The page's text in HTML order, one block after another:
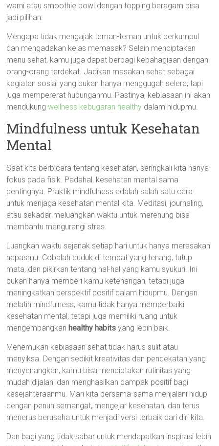
warni atau smoothie bowl dengan topping beragam bisa
jadi pilihan.
Mengapa tidak mengajak teman-teman untuk berkumpul
dan mengadakan kelas memasak? Selain menciptakan
menu sehat, kamu juga dapat berbagi kebahagiaan dengan
orang-orang terdekat. Jadikan masakan sehat sebagai
kegiatan sosial yang bukan hanya menggugah selera, tapi
juga mempererat hubunganmu. Pastinya, kebiasaan ini akan
mendukungwellness kebugaran healthy dalam hidupmu.
Mindfulness untuk Kesehatan
Mental
Saat kita berbicara tentang kesehatan, seringkali kita hanya
fokus pada fisik. Padahal, kesehatan mental sama
pentingnya. Praktik mindfulness adalah salah satu cara
untuk menjaga kesehatan mental kita. Meditasi, journaling,
atau sekadar meluangkan waktu untuk merenung bisa
membantu mengurangi stres.
Luangkan waktu sejenak setiap hari untuk hanya merasakan
napasmu. Cobalah duduk di tempat yang tenang, tutup
mata, dan pikirkan tentang hal-hal yang kamu syukuri. Ini
bukan hanya memberi kamu ketenangan, tetapi juga
meningkatkan perspektif positif dalam hidupmu. Dengan
melatih mindfulness, kamu tidak hanya memperbaiki
kesehatan mental, tetapi juga memiliki ruang untuk
mengembangkan healthy habits yang lebih baik.
Menemukan kebiasaan sehat tidak harus sulit atau
menyiksa. Dengan sedikit kreativitas dan pendekatan yang
menyenangkan, kamu bisa menciptakan rutinitas yang
mudah dijalani dan menghasilkan dampak positif bagi
kesejahteraanmu. Mari kita bersama-sama menjalani hidup
dengan penuh semangat, mengejar kesehatan, dan terus
menerus berusaha untuk menjadi versi terbaik dari diri kita.
Dan bagi yang tidak sabar untuk mendapatkan inspirasi lebih